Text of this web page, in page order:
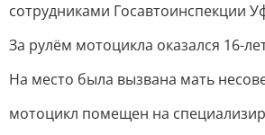
сотрудниками Госавтоинспекции
За рулём мотоцикла оказался 16-
На место была вызвана мать
мотоцикл помещен на